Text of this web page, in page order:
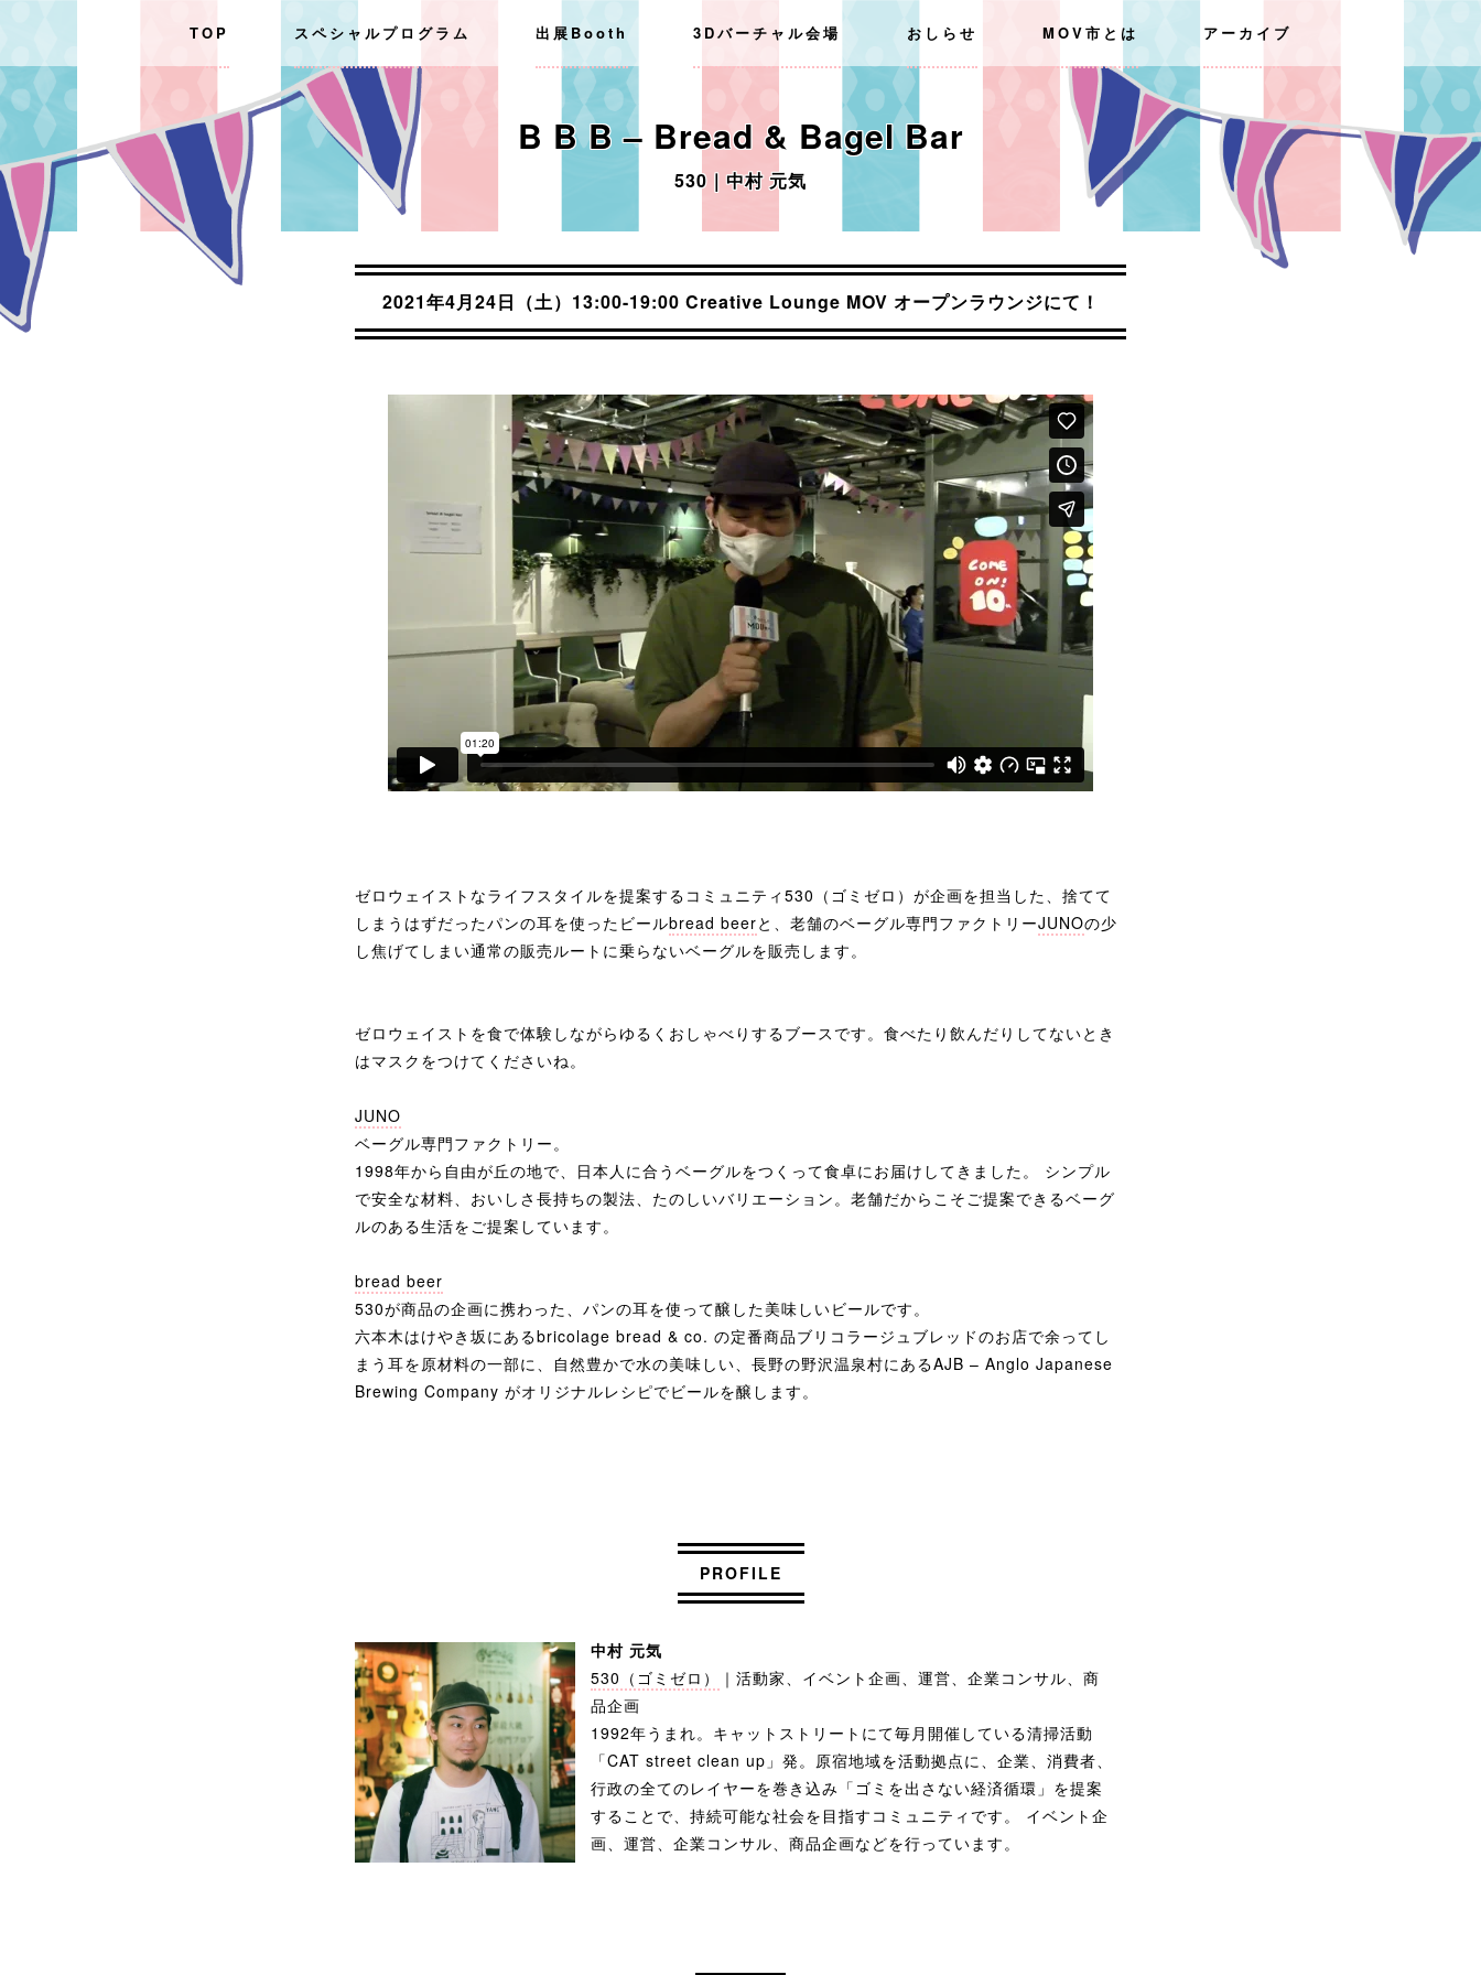
TOP スペシャルプログラム 出展Booth 3Dバーチャル会場 おしらせ MOV市とは アーカイブ
B B B – Bread & Bagel Bar
530｜中村 元気
2021年4月24日（土）13:00-19:00 Creative Lounge MOV オープンラウンジにて！
ゼロウェイストなライフスタイルを提案するコミュニティ530（ゴミゼロ）が企画を担当した、捨てて
しまうはずだったパンの耳を使ったビールbread beerと、老舗のベーグル専門ファクトリーJUNOの少
し焦げてしまい通常の販売ルートに乗らないベーグルを販売します。
ゼロウェイストを食で体験しながらゆるくおしゃべりするブースです。食べたり飲んだりしてないとき
はマスクをつけてくださいね。
JUNO
ベーグル専門ファクトリー。
1998年から自由が丘の地で、日本人に合うベーグルをつくって食卓にお届けしてきました。 シンプル
で安全な材料、おいしさ長持ちの製法、たのしいバリエーション。老舗だからこそご提案できるベーグ
ルのある生活をご提案しています。
bread beer
530が商品の企画に携わった、パンの耳を使って醸した美味しいビールです。
六本木はけやき坂にあるbricolage bread & co. の定番商品ブリコラージュブレッドのお店で余ってし
まう耳を原材料の一部に、自然豊かで水の美味しい、長野の野沢温泉村にあるAJB – Anglo Japanese
Brewing Company がオリジナルレシピでビールを醸します。
PROFILE
中村 元気
530（ゴミゼロ）
｜活動家、イベント企画、運営、企業コンサル、商
品企画
1992年うまれ。キャットストリートにて毎月開催している清掃活動
「CAT street clean up」発。原宿地域を活動拠点に、企業、消費者、
行政の全てのレイヤーを巻き込み「ゴミを出さない経済循環」を提案
することで、持続可能な社会を目指すコミュニティです。 イベント企
画、運営、企業コンサル、商品企画などを行っています。